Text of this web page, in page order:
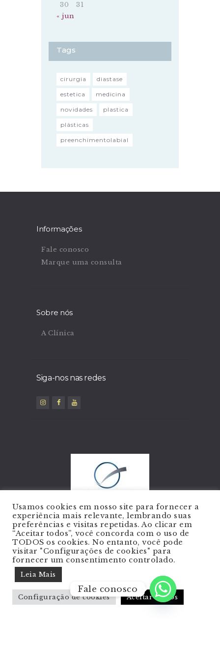
30
31
« jun
Tags
cirurgia diastase
estetica medicina
novidades plastica
plásticas
preenchimentolabial
Informações
Fale conosco
Marque uma consulta
Sobre nós
A Clínica
Siga-nos nas redes
Este site está de acordo com as normas
do CRMESP - COADAME - Resolução
CFM 1974/2011, portanto não apresenta
fotos de pacientes ou vídeos de
cirurgias. | Dr. Eduardo Porto -
Cirurgião Plástico. Todos os direitos
reservados. Produzido por:Manghá
Usamos cookies em nosso site para fornecer a
experiência mais relevante, lembrando suas
preferências e visitas repetidas. Ao clicar em
“Aceitar todos”, você concorda com o uso de
TODOS os cookies. No entanto, você pode
visitar "Configurações de cookies" para
fornecer um consentimento controlado.
Leia Mais
Configuração de cookies Aceitar Todos
Fale conosco